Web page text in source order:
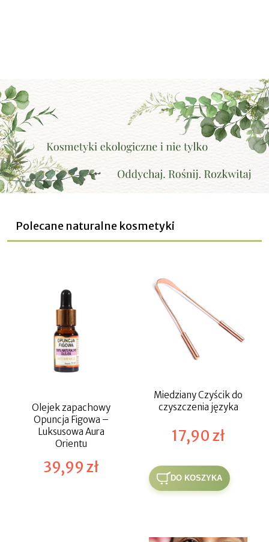
Polecane naturalne kosmetyki
Olejek zapachowy
Opuncja Figowa –
Luksusowa Aura
Orientu
39,99 zł
Miedziany Czyścik do
czyszczenia języka
17,90 zł
DO KOSZYKA